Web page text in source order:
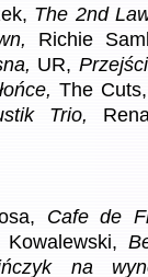
The 2nd
Richie
UR,
The
Trio,
Cafe de
na